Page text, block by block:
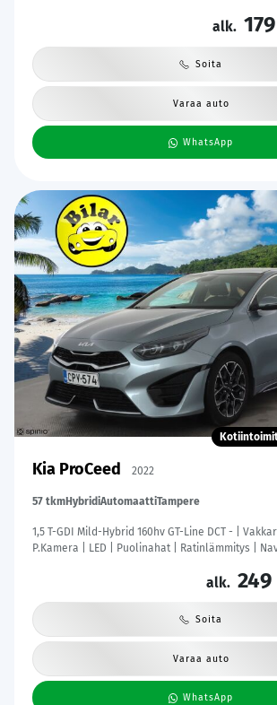
alk. 179
Soita
Varaa auto
WhatsApp
Kia ProCeed 2022
57 tkmHybridiAutomaattiTampere
1,5 T-GDI Mild-Hybrid 160hv GT-Line DCT - |
P.Kamera | LED | Puolinahat | Ratinlämmitys |
alk. 249
Soita
Varaa auto
WhatsApp